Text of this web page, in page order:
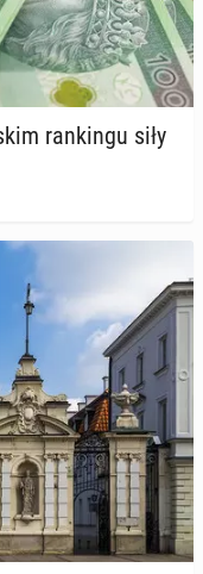
ran­kin­gu siły